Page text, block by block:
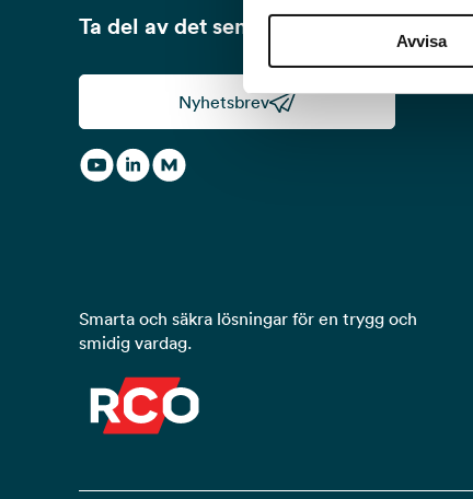
Avvisa
Ta del av det senaste från RCO!
Nyhetsbrev
Smarta och säkra lösningar för en trygg och
smidig vardag.